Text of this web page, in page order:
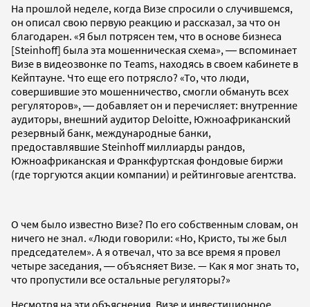
На прошлой неделе, когда Визе спросили о случившемся,
он описал свою первую реакцию и рассказал, за что он
благодарен. «Я был потрясен тем, что в основе бизнеса
[Steinhoff] была эта мошенническая схема», ― вспоминает
Визе в видеозвонке по Teams, находясь в своем кабинете в
Кейптауне. Что еще его потрясло? «То, что люди,
совершившие это мошенничество, смогли обмануть всех
регуляторов», ― добавляет он и перечисляет: внутренние
аудиторы, внешний аудитор Deloitte, Южноафриканский
резервный банк, международные банки,
предоставлявшие Steinhoff миллиарды рандов,
Южноафриканская и Франкфуртская фондовые биржи
(где торгуются акции компании) и рейтинговые агентства.
О чем было известно Визе? По его собственным словам, он
ничего не знал. «Люди говорили: «Но, Кристо, ты же был
председателем». А я отвечал, что за все время я провел
четыре заседания, ― объясняет Визе. — Как я мог знать то,
что пропустили все остальные регуляторы?»
Несмотря на эти объяснения, Визе и инвестиционное